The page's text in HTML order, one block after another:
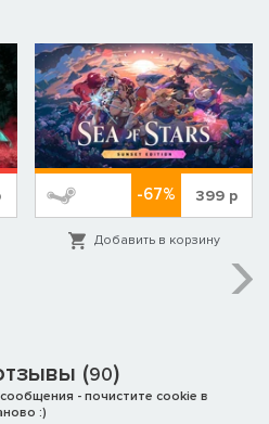
-67% 399 р
Добавить в корзину
(90)
- почистите cookie в
:)